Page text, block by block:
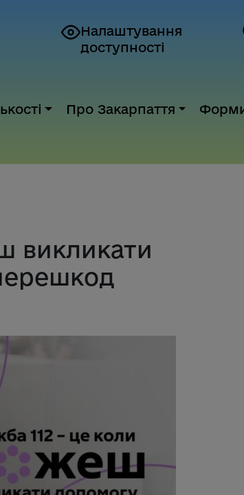
Налаштування
доступності
Про Закарпаття
викликати